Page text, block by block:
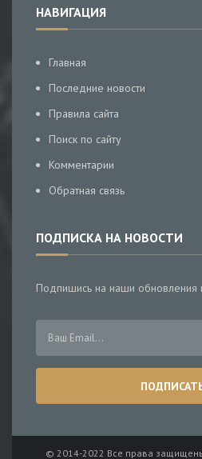
НАВИГАЦИЯ
Главная
Последние новости
Правила сайта
Поиск по сайту
Комментарии
Обратная связь
ПОДПИСКА НА НОВОСТИ
Подпишись на наши обновления
© 2014-2022 Все права